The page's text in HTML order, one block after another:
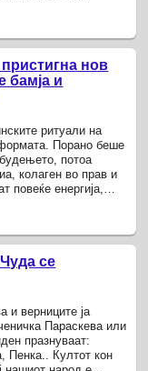
нов
бамја и
ритуали на
Порано беше
потоа
колаген во прав и
повеќе енергија,
се
и верниците ја
Параскева или
празнуваат:
Пенка.. Култот кон